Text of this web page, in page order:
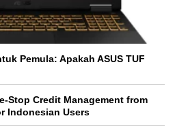
Pemula: Apakah ASUS TUF
Stop Credit Management from
Indonesian Users